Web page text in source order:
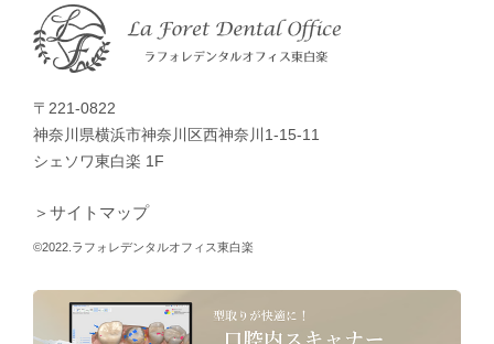
〒221-0822
神奈川県横浜市神奈川区西神奈川1-15-11
シェソワ東白楽 1F
＞サイトマップ
©2022.ラフォレデンタルオフィス東白楽